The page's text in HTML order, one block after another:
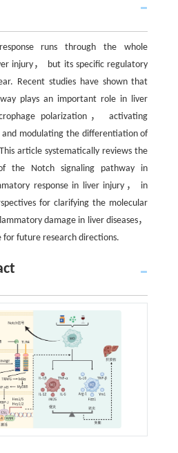
runs through the whole
injury， but its specific regulatory
Recent studies have shown that
plays an important role in liver
polarization， activating
modulating the differentiation of
article systematically reviews the
the Notch signaling pathway in
response in liver injury， in
for clarifying the molecular
damage in liver diseases，
for future research directions.